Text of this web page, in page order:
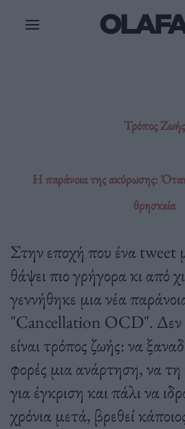
Τρόπος Ζωής
Η παράνοια της ακύρωσης: Όταν
θρησκεία
Στην εποχή που ένα tweet
θάψει πιο γρήγορα κι από
γεννήθηκε μια νέα
"Cancellation OCD". Δεν
είναι τρόπος ζωής: να
φορές μια ανάρτηση, να τη
για έγκριση και πάλι να
χρόνια μετά, βρεθεί